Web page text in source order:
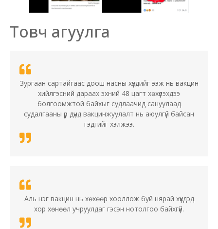
Товч агуулга
Зургаан сартайгаас доош насны хүүхдийг ээж нь вакцин
хийлгэсний дараах эхний 48 цагт хөхүүлэхдээ
болгоомжтой байхыг судлаачид сануулаад
судалгааны үр дүнд вакцинжуулалт нь аюулгүй байсан
гэдгийг хэлжээ.
Аль нэг вакцин нь хөхөөр хооллож буй нярай хүүхдэд
хор хөнөөл учруулдаг гэсэн нотолгоо байхгүй.